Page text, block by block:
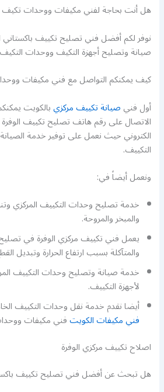
هل أنت بحاجة لفني مكيفات ووحدات
نوفر لكم أفضل فني تصليح تكييف باكستاني
صيانة وتصليح أجهزة التكيف ووحدات التكيف
كيف يمكنكم التواصل مع فني مكيفات
أول فنيصيانة تكييف مركزيبالكويت
الاتصال على رقم هاتف تصليح تكييف الوفرة
الكتروني حيث نعمل على توفير خدمة
التكييف.
ونعمل أيضاً في:
خدمة تصليح وحدات التكييف المركزي
والمبخر والمروحة.
يعمل فني تكييف مركزي الوفرة في تصليح
والمتآكلة بسبب ارتفاع الحرارة وتبديل
خدمة صيانة وتصليح وحدات التكييف
لأجهزة التكييف.
أيضا نقدم خدمة نقل وحدات التكييف
فني مكيفات الكويتفني مكيفات
اصلاح تكييف مركزي الوفرة
هل تبحث عن أفضل فني تصليح تكييف